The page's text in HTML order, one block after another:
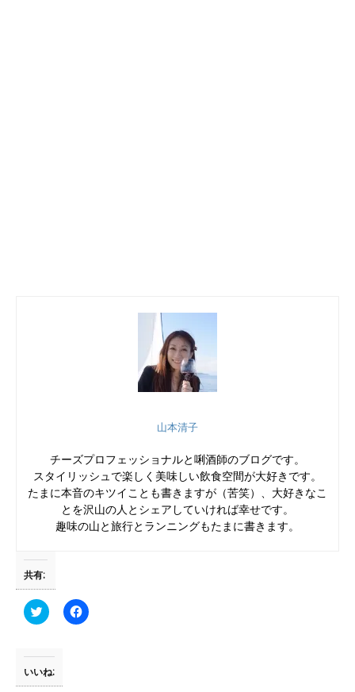
山本清子
チーズプロフェッショナルと唎酒師のブログです。
スタイリッシュで楽しく美味しい飲食空間が大好きです。
たまに本音のキツイことも書きますが（苦笑）、大好きなこ
とを沢山の人とシェアしていければ幸せです。
趣味の山と旅行とランニングもたまに書きます。
共有:
ク
リ
て
T
F
a
いいね: